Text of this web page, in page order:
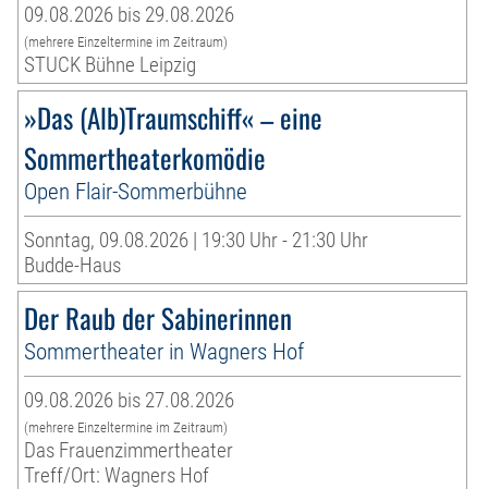
09.08.2026 bis 29.08.2026
(mehrere Einzeltermine im Zeitraum)
STUCK Bühne Leipzig
»Das (Alb)Traumschiff« – eine
Sommertheaterkomödie
Open Flair-Sommerbühne
Sonntag, 09.08.2026 | 19:30 Uhr - 21:30 Uhr
Budde-Haus
Der Raub der Sabinerinnen
Sommertheater in Wagners Hof
09.08.2026 bis 27.08.2026
(mehrere Einzeltermine im Zeitraum)
Das Frauenzimmertheater
Treff/Ort: Wagners Hof